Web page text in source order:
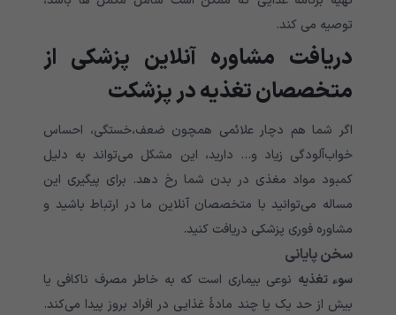
توصیه می کند.
دریافت مشاوره آنلاین پزشکی از
متخصصان تغذیه در پزشکت
اگر شما هم دچار علائمی همچون ضعف،خستگی، احساس
خواب‌آلودگی زیاد و… دارید، این مشکل می‌تواند به دلیل
کمبود مواد مغذی در بدن شما رخ دهد. برای پیگیری این
مساله می‌توانید با متخصصان آنلاین ما در ارتباط باشید و
مشاوره فوری پزشکی دریافت کنید.
سخن پایانی
سوء تغذیه نوعی بیماری است که به خاطر مصرف ناکافی یا
بیش از حد یک یا چند مادهٔ غذایی در افراد بروز پیدا می‌کند.